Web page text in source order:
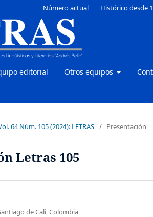
editorial Otros equipos
Número actual Histórico desde
64 Núm. 105 (2024): LETRAS / Presentación
Letras 105
de Cali, Colombia